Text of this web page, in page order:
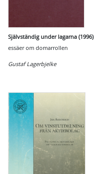
Självständig under lagarna (1996)
essäer om domarrollen
Gustaf Lagerbjelke